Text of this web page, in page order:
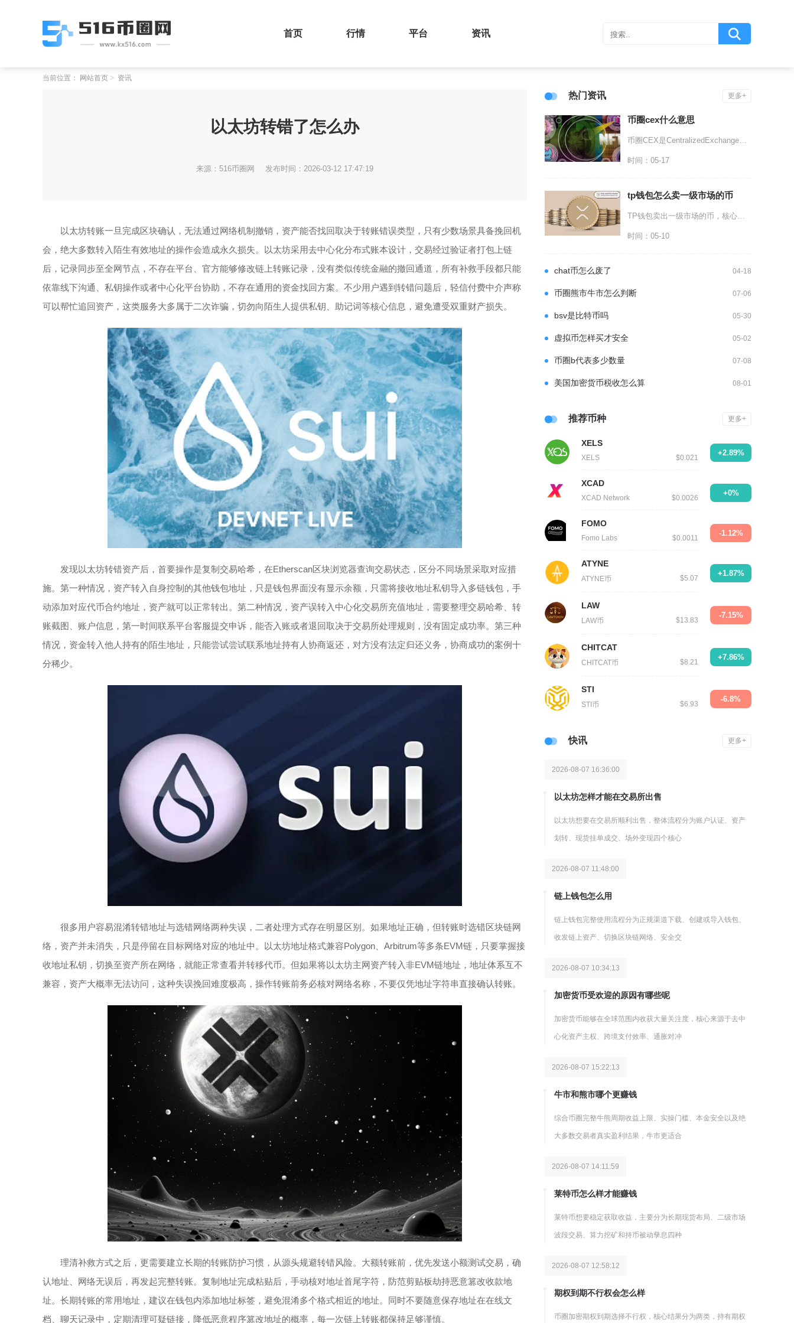
首页 行情 平台 资讯
当前位置： 网站首页 资讯
以太坊转错了怎么办
来源：516币圈网 发布时间：2026-03-12 17:47:19
以太坊转账一旦完成区块确认，无法通过网络机制撤销，资产能否找回取决于转账错误类型，只有少数场景具备挽回机
会，绝大多数转入陌生有效地址的操作会造成永久损失。以太坊采用去中心化分布式账本设计，交易经过验证者打包上链
后，记录同步至全网节点，不存在平台、官方能够修改链上转账记录，没有类似传统金融的撤回通道，所有补救手段都只能
依靠线下沟通、私钥操作或者中心化平台协助，不存在通用的资金找回方案。不少用户遇到转错问题后，轻信付费中介声称
可以帮忙追回资产，这类服务大多属于二次诈骗，切勿向陌生人提供私钥、助记词等核心信息，避免遭受双重财产损失。
发现以太坊转错资产后，首要操作是复制交易哈希，在Etherscan区块浏览器查询交易状态，区分不同场景采取对应措
施。第一种情况，资产转入自身控制的其他钱包地址，只是钱包界面没有显示余额，只需将接收地址私钥导入多链钱包，手
动添加对应代币合约地址，资产就可以正常转出。第二种情况，资产误转入中心化交易所充值地址，需要整理交易哈希、转
账截图、账户信息，第一时间联系平台客服提交申诉，能否入账或者退回取决于交易所处理规则，没有固定成功率。第三种
情况，资金转入他人持有的陌生地址，只能尝试尝试联系地址持有人协商返还，对方没有法定归还义务，协商成功的案例十
分稀少。
很多用户容易混淆转错地址与选错网络两种失误，二者处理方式存在明显区别。如果地址正确，但转账时选错区块链网
络，资产并未消失，只是停留在目标网络对应的地址中。以太坊地址格式兼容Polygon、Arbitrum等多条EVM链，只要掌握接
收地址私钥，切换至资产所在网络，就能正常查看并转移代币。但如果将以太坊主网资产转入非EVM链地址，地址体系互不
兼容，资产大概率无法访问，这种失误挽回难度极高，操作转账前务必核对网络名称，不要仅凭地址字符串直接确认转账。
理清补救方式之后，更需要建立长期的转账防护习惯，从源头规避转错风险。大额转账前，优先发送小额测试交易，确
认地址、网络无误后，再发起完整转账。复制地址完成粘贴后，手动核对地址首尾字符，防范剪贴板劫持恶意篡改收款地
址。长期转账的常用地址，建议在钱包内添加地址标签，避免混淆多个格式相近的地址。同时不要随意保存地址在在线文
档、聊天记录中，定期清理可疑链接，降低恶意程序篡改地址的概率，每一次链上转账都保持足够谨慎。
热门资讯 更多+
币圈cex什么意思
币圈CEX是CentralizedExchange的缩写，中文意思是中心化交易所，指由中心
时间：05-17
tp钱包怎么卖一级市场的币
TP钱包卖出一级市场的币，核心是通过内置DEX兑换或提至中心化交易所完成变现，先确认代币公
时间：05-10
chat币怎么废了 04-18
币圈熊市牛市怎么判断 07-06
bsv是比特币吗 05-30
虚拟币怎样买才安全 05-02
币圈b代表多少数量 07-08
美国加密货币税收怎么算 08-01
推荐币种 更多+
XELS
XELS $0.021
+2.89%
XCAD
XCAD Network $0.0026
+0%
FOMO
Fomo Labs $0.0011
-1.12%
ATYNE
ATYNE币 $5.07
+1.87%
LAW
LAW币 $13.83
-7.15%
CHITCAT
CHITCAT币 $8.21
+7.86%
STI
STI币 $6.93
-6.8%
快讯 更多+
2026-08-07 16:36:00
以太坊怎样才能在交易所出售
以太坊想要在交易所顺利出售，整体流程分为账户认证、资产
划转、现货挂单成交、场外变现四个核心
2026-08-07 11:48:00
链上钱包怎么用
链上钱包完整使用流程分为正规渠道下载、创建或导入钱包、
收发链上资产、切换区块链网络、安全交
2026-08-07 10:34:13
加密货币受欢迎的原因有哪些呢
加密货币能够在全球范围内收获大量关注度，核心来源于去中
心化资产主权、跨境支付效率、通胀对冲
2026-08-07 15:22:13
牛市和熊市哪个更赚钱
综合币圈完整牛熊周期收益上限、实操门槛、本金安全以及绝
大多数交易者真实盈利结果，牛市更适合
2026-08-07 14:11:59
莱特币怎么样才能赚钱
莱特币想要稳定获取收益，主要分为长期现货布局、二级市场
波段交易、算力挖矿和持币被动孳息四种
2026-08-07 12:58:12
期权到期不行权会怎么样
币圈加密期权到期选择不行权，核心结果分为两类，持有期权